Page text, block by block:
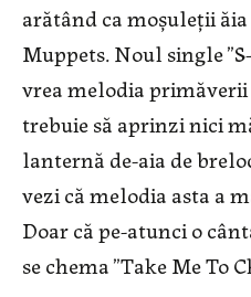
arătând ca moșuleții
Muppets. Noul single
vrea melodia primăverii
trebuie să aprinzi nici
lanternă de-aia de
vezi că melodia asta a
Doar că pe-atunci o
se chema ”Take Me To